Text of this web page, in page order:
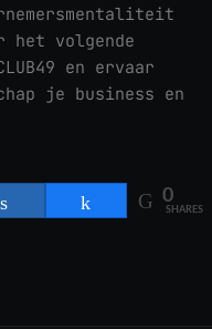
het volgende
en ervaar
je business en
Share 0
SHARES